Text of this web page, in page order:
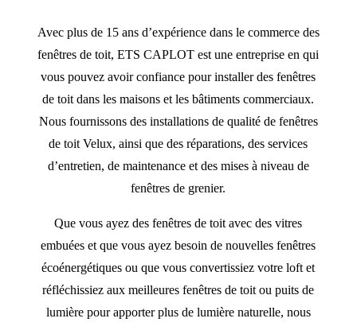
Avec plus de 15 ans d’expérience dans le commerce des
fenêtres de toit, ETS CAPLOT est une entreprise en qui
vous pouvez avoir confiance pour installer des fenêtres
de toit dans les maisons et les bâtiments commerciaux.
Nous fournissons des installations de qualité de fenêtres
de toit Velux, ainsi que des réparations, des services
d’entretien, de maintenance et des mises à niveau de
fenêtres de grenier.
Que vous ayez des fenêtres de toit avec des vitres
embuées et que vous ayez besoin de nouvelles fenêtres
écoénergétiques ou que vous convertissiez votre loft et
réfléchissiez aux meilleures fenêtres de toit ou puits de
lumière pour apporter plus de lumière naturelle, nous